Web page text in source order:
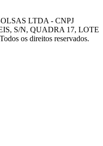
LTDA - CNPJ
S/N, QUADRA 17, LOTE
os direitos reservados.